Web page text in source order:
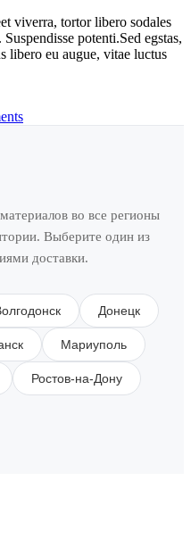
viverra, tortor libero sodales
potenti.Sed egstas,
libero eu augue, vitae luctus
во все регионы
Выберите один из
доставки.
Донецк
Мариуполь
Ростов-на-Дону